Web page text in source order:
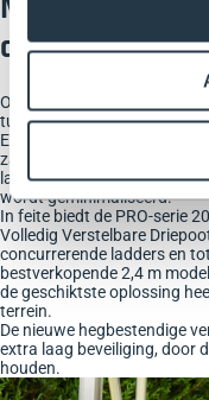
alle
Onze PRO driepootladder
tuin- en doe-het-zelf-taken
Elke poot is onafhankelijk
zachte grond en trappen te
lastige terreinen
wordt geminimaliseerd.
In feite biedt de PRO-serie
Volledig Verstelbare
concurrerende ladders en
bestverkopende 2,4 m
de geschiktste oplossing
terrein.
De nieuwe hegbestendige
extra laag beveiliging, door
houden.